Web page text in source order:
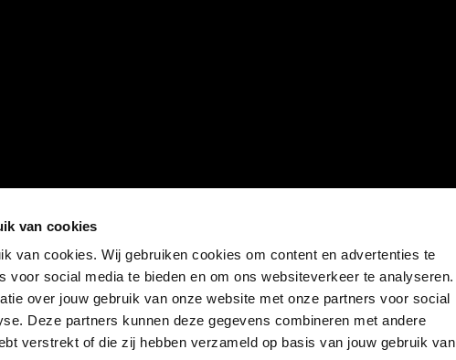
van cookies
van cookies. Wij gebruiken cookies om content en advertenties te
voor social media te bieden en om ons websiteverkeer te analyseren.
over jouw gebruik van onze website met onze partners voor social
Deze partners kunnen deze gegevens combineren met andere
verstrekt of die zij hebben verzameld op basis van jouw gebruik van